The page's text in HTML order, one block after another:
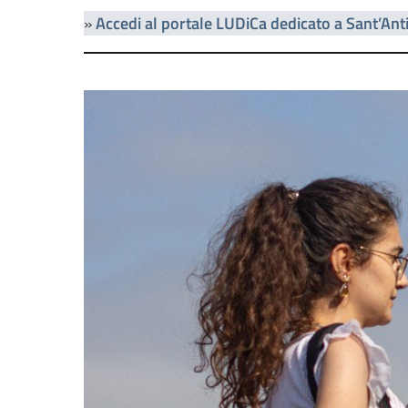
»Accedi al portale LUDiCa dedicato a